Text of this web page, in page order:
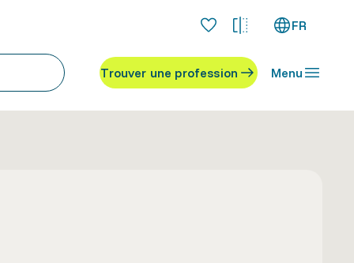
FR
Trouver une profession Menu